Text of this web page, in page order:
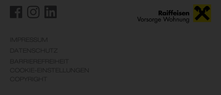
IMPRESSUM
DATENSCHUTZ
BARRIEREFREIHEIT
COOKIE-EINSTELLUNGEN
COPYRIGHT